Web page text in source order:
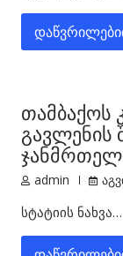
თამბაქოს
გავლენის
admin
სტატიის ნახვა…